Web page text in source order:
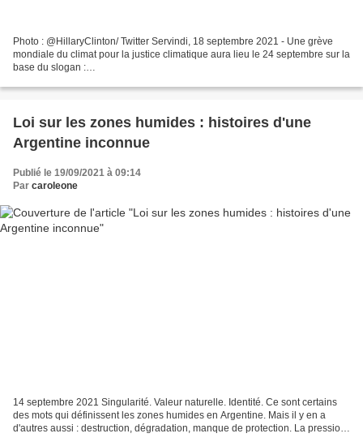
Photo : @HillaryClinton/ Twitter Servindi, 18 septembre 2021 - Une grève
mondiale du climat pour la justice climatique aura lieu le 24 septembre sur la
base du slogan :
appel à changer...
Loi sur les zones humides : histoires d'une
Argentine inconnue
Publié le 19/09/2021 à 09:14
Par caroleone
14 septembre 2021 Singularité. Valeur naturelle. Identité. Ce sont certains
des mots qui définissent les zones humides en Argentine. Mais il y en a
d'autres aussi : destruction, dégradation, manque de protection. La pression